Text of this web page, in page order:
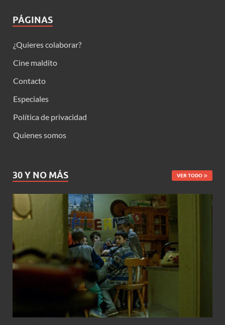
PÁGINAS
¿Quieres colaborar?
Cine maldito
Contacto
Especiales
Política de privacidad
Quienes somos
30 Y NO MÁS VER TODO